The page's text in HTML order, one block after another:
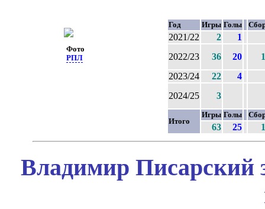
Фото
РПЛ
Год Игры Голы
2021/22 2
1
2022/23
36 20
1
2023/24
22
4
2024/25
3
Итого
Игры Голы
63 25 1
Владимир Писарский